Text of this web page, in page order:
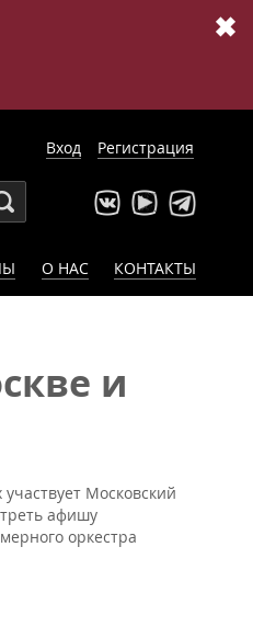
✖
Вход Регистрация
О НАС КОНТАКТЫ
и
Московский
афишу
оркестра